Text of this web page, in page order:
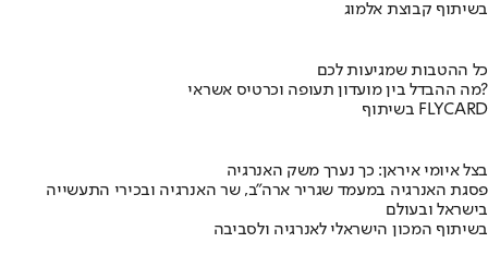
בשיתוף קבוצת אלמוג
כל ההטבות שמגיעות לכם
מה ההבדל בין מועדון תעופה וכרטיס אשראי?
בשיתוף FLYCARD
בצל איומי איראן: כך נערך משק האנרגיה
פסגת האנרגיה במעמד שגריר ארה"ב, שר האנרגיה ובכירי התעשייה
בישראל ובעולם
בשיתוף המכון הישראלי לאנרגיה ולסביבה